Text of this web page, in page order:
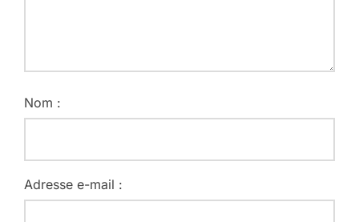
Nom :
Adresse e-mail :